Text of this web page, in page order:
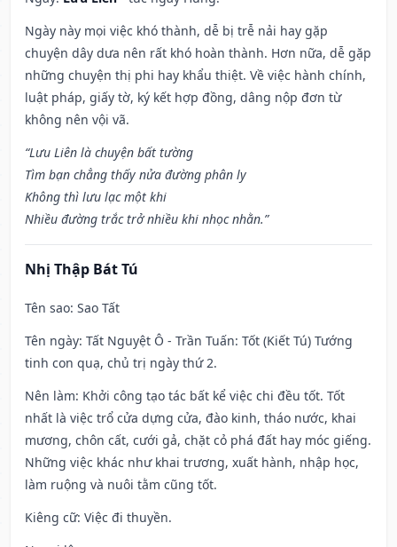
Ngày này mọi việc khó thành, dễ bị trễ nải hay gặp
chuyện dây dưa nên rất khó hoàn thành. Hơn nữa, dễ gặp
những chuyện thị phi hay khẩu thiệt. Về việc hành chính,
luật pháp, giấy tờ, ký kết hợp đồng, dâng nộp đơn từ
không nên vội vã.
“Lưu Liên là chuyện bất tường
Tìm bạn chẳng thấy nửa đường phân ly
Không thì lưu lạc một khi
Nhiều đường trắc trở nhiều khi nhọc nhằn.”
Nhị Thập Bát Tú
Tên sao: Sao Tất
Tên ngày: Tất Nguyệt Ô - Trần Tuấn: Tốt (Kiết Tú) Tướng
tinh con quạ, chủ trị ngày thứ 2.
Nên làm: Khởi công tạo tác bất kể việc chi đều tốt. Tốt
nhất là việc trổ cửa dựng cửa, đào kinh, tháo nước, khai
mương, chôn cất, cưới gả, chặt cỏ phá đất hay móc giếng.
Những việc khác như khai trương, xuất hành, nhập học,
làm ruộng và nuôi tằm cũng tốt.
Kiêng cữ: Việc đi thuyền.